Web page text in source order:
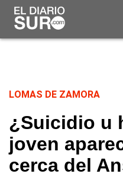
LOMAS DE ZAMORA
¿Suicidio u
joven
cerca del